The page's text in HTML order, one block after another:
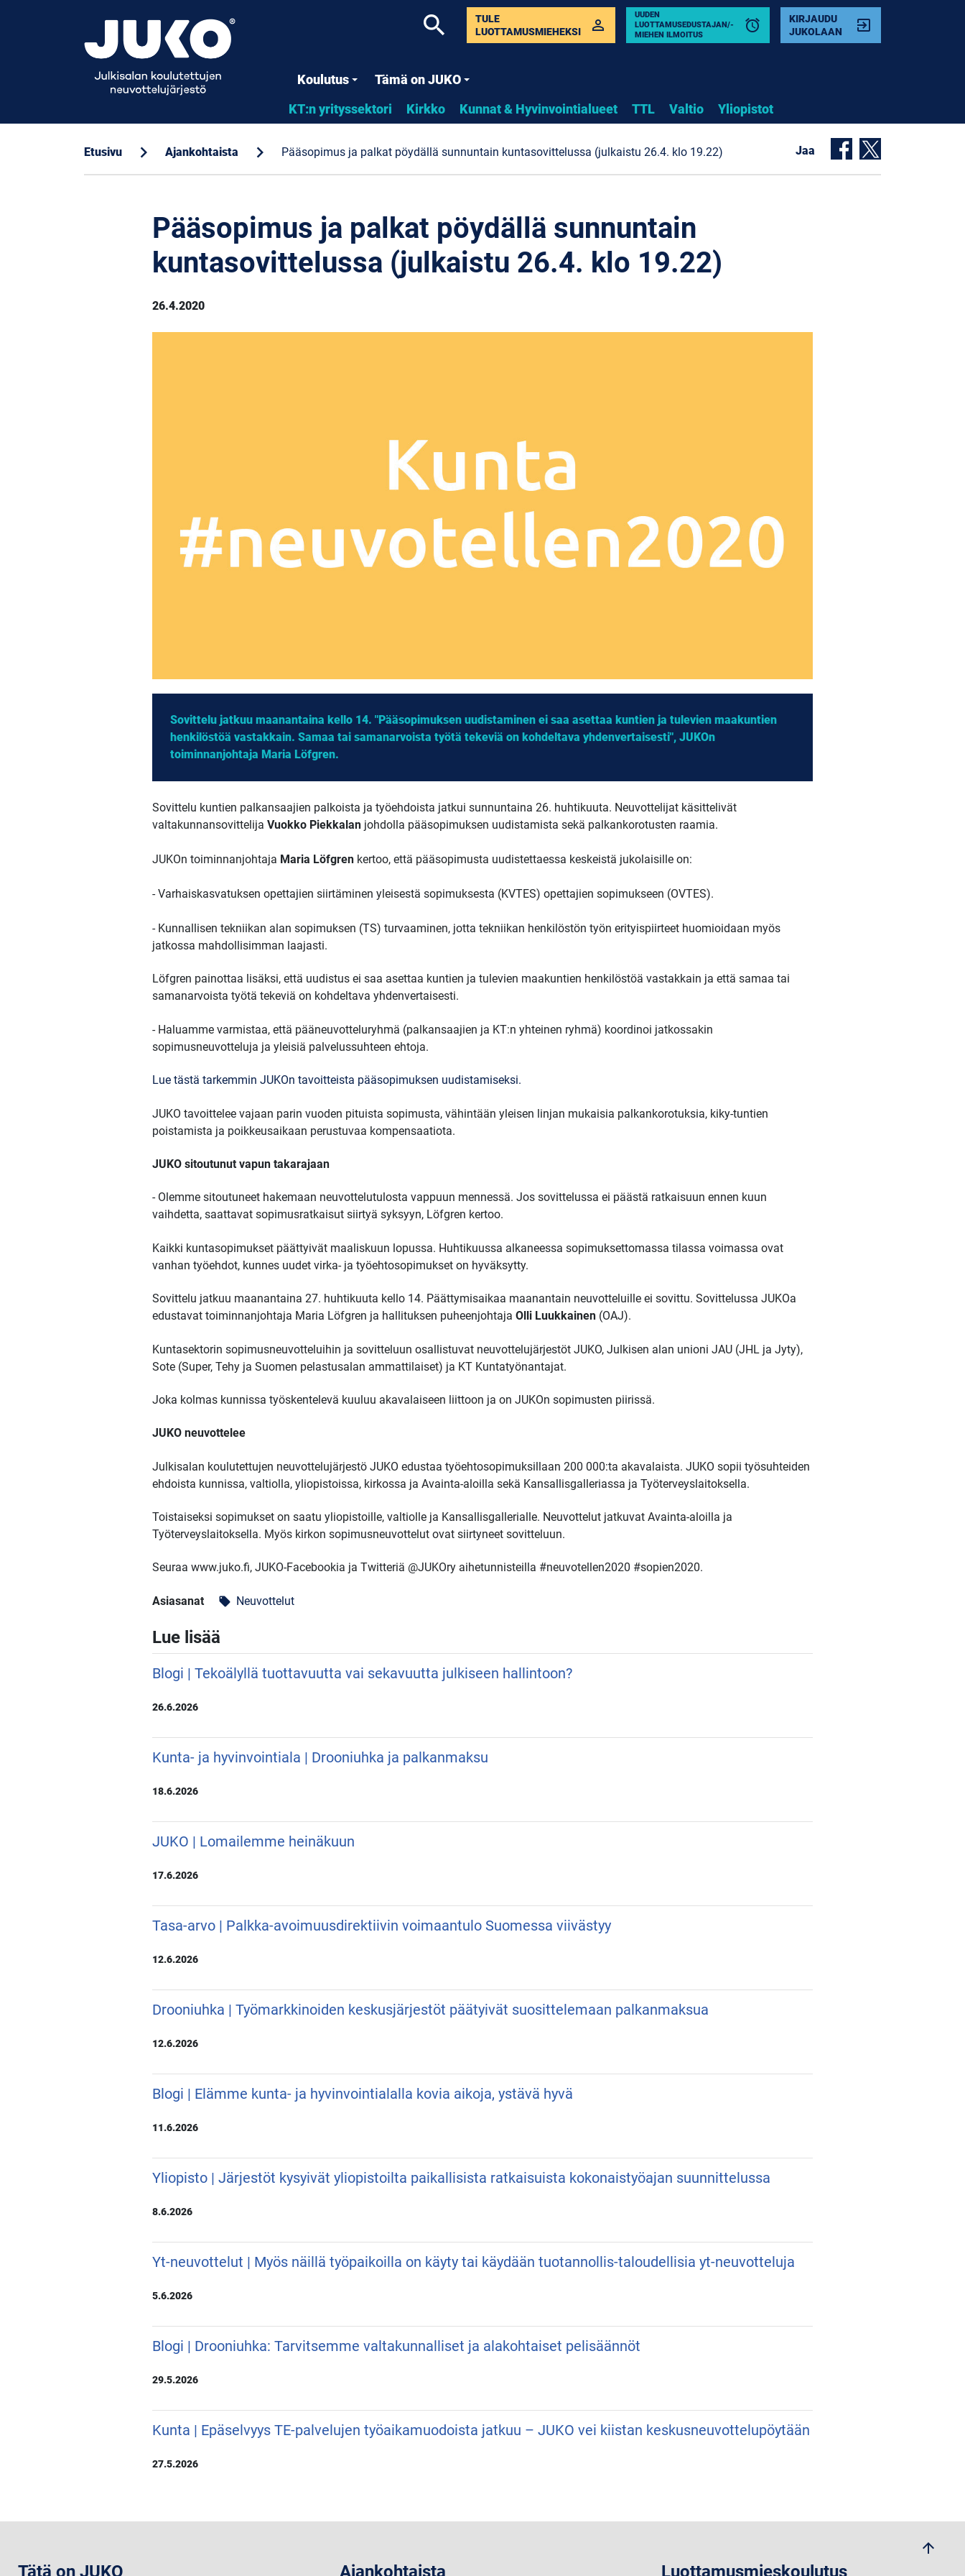
Koulutus
Tämä on JUKO
KT:n yrityssektori
Kirkko Kunnat & Hyvinvointialueet TTL Valtio Yliopistot
TULE
LUOTTAMUSMIEHEKSI
perm_identity
UUDEN
LUOTTAMUSEDUSTAJAN/-
MIEHEN ILMOITUS
alarm
KIRJAUDU
JUKOLAAN
exit_to_app
search
Etusivu chevron_right Ajankohtaista chevron_right Pääsopimus ja palkat pöydällä sunnuntain kuntasovittelussa (julkaistu 26.4. klo 19.22) Jaa
Pääsopimus ja palkat pöydällä sunnuntain
kuntasovittelussa (julkaistu 26.4. klo 19.22)
26.4.2020
Sovittelu jatkuu maanantaina kello 14. "Pääsopimuksen uudistaminen ei saa asettaa kuntien ja tulevien maakuntien
henkilöstöä vastakkain. Samaa tai samanarvoista työtä tekeviä on kohdeltava yhdenvertaisesti", JUKOn
toiminnanjohtaja Maria Löfgren.
Sovittelu kuntien palkansaajien palkoista ja työehdoista jatkui sunnuntaina 26. huhtikuuta. Neuvottelijat käsittelivät
valtakunnansovittelija Vuokko Piekkalanjohdolla pääsopimuksen uudistamista sekä palkankorotusten raamia.
JUKOn toiminnanjohtaja Maria Löfgren kertoo, että pääsopimusta uudistettaessa keskeistä jukolaisille on:
- Varhaiskasvatuksen opettajien siirtäminen yleisestä sopimuksesta (KVTES) opettajien sopimukseen (OVTES).
- Kunnallisen tekniikan alan sopimuksen (TS) turvaaminen, jotta tekniikan henkilöstön työn erityispiirteet huomioidaan myös
jatkossa mahdollisimman laajasti.
Löfgren painottaa lisäksi, että uudistus ei saa asettaa kuntien ja tulevien maakuntien henkilöstöä vastakkain ja että samaa tai
samanarvoista työtä tekeviä on kohdeltava yhdenvertaisesti.
- Haluamme varmistaa, että pääneuvotteluryhmä (palkansaajien ja KT:n yhteinen ryhmä) koordinoi jatkossakin
sopimusneuvotteluja ja yleisiä palvelussuhteen ehtoja.
Lue tästä tarkemmin JUKOn tavoitteista pääsopimuksen uudistamiseksi.
JUKO tavoittelee vajaan parin vuoden pituista sopimusta, vähintään yleisen linjan mukaisia palkankorotuksia, kiky-tuntien
poistamista ja poikkeusaikaan perustuvaa kompensaatiota.
JUKO sitoutunut vapun takarajaan
- Olemme sitoutuneet hakemaan neuvottelutulosta vappuun mennessä. Jos sovittelussa ei päästä ratkaisuun ennen kuun
vaihdetta, saattavat sopimusratkaisut siirtyä syksyyn, Löfgren kertoo.
Kaikki kuntasopimukset päättyivät maaliskuun lopussa. Huhtikuussa alkaneessa sopimuksettomassa tilassa voimassa ovat
vanhan työehdot, kunnes uudet virka- ja työehtosopimukset on hyväksytty.
Sovittelu jatkuu maanantaina 27. huhtikuuta kello 14. Päättymisaikaa maanantain neuvotteluille ei sovittu. Sovittelussa JUKOa
edustavat toiminnanjohtaja Maria Löfgren ja hallituksen puheenjohtaja Olli Luukkainen(OAJ).
Kuntasektorin sopimusneuvotteluihin ja sovitteluun osallistuvat neuvottelujärjestöt JUKO, Julkisen alan unioni JAU (JHL ja Jyty),
Sote (Super, Tehy ja Suomen pelastusalan ammattilaiset) ja KT Kuntatyönantajat.
Joka kolmas kunnissa työskentelevä kuuluu akavalaiseen liittoon ja on JUKOn sopimusten piirissä.
JUKO neuvottelee
Julkisalan koulutettujen neuvottelujärjestö JUKO edustaa työehtosopimuksillaan 200 000:ta akavalaista. JUKO sopii työsuhteiden
ehdoista kunnissa, valtiolla, yliopistoissa, kirkossa ja Avainta-aloilla sekä Kansallisgalleriassa ja Työterveyslaitoksella.
Toistaiseksi sopimukset on saatu yliopistoille, valtiolle ja Kansallisgallerialle. Neuvottelut jatkuvat Avainta-aloilla ja
Työterveyslaitoksella. Myös kirkon sopimusneuvottelut ovat siirtyneet sovitteluun.
Seuraa www.juko.fi, JUKO-Facebookia ja Twitteriä @JUKOry aihetunnisteilla #neuvotellen2020 #sopien2020.
Asiasanat local_offer Neuvottelut
Lue lisää
Blogi | Tekoälyllä tuottavuutta vai sekavuutta julkiseen hallintoon?
26.6.2026
Kunta- ja hyvinvointiala | Drooniuhka ja palkanmaksu
18.6.2026
JUKO | Lomailemme heinäkuun
17.6.2026
Tasa-arvo | Palkka-avoimuusdirektiivin voimaantulo Suomessa viivästyy
12.6.2026
Drooniuhka | Työmarkkinoiden keskusjärjestöt päätyivät suosittelemaan palkanmaksua
12.6.2026
Blogi | Elämme kunta- ja hyvinvointialalla kovia aikoja, ystävä hyvä
11.6.2026
Yliopisto | Järjestöt kysyivät yliopistoilta paikallisista ratkaisuista kokonaistyöajan suunnittelussa
8.6.2026
Yt-neuvottelut | Myös näillä työpaikoilla on käyty tai käydään tuotannollis-taloudellisia yt-neuvotteluja
5.6.2026
Blogi | Drooniuhka: Tarvitsemme valtakunnalliset ja alakohtaiset pelisäännöt
29.5.2026
Kunta | Epäselvyys TE-palvelujen työaikamuodoista jatkuu – JUKO vei kiistan keskusneuvottelupöytään
27.5.2026
arrow_upwards
Tätä on JUKO Ajankohtaista Luottamusmieskoulutus